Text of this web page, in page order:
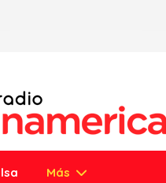
Más